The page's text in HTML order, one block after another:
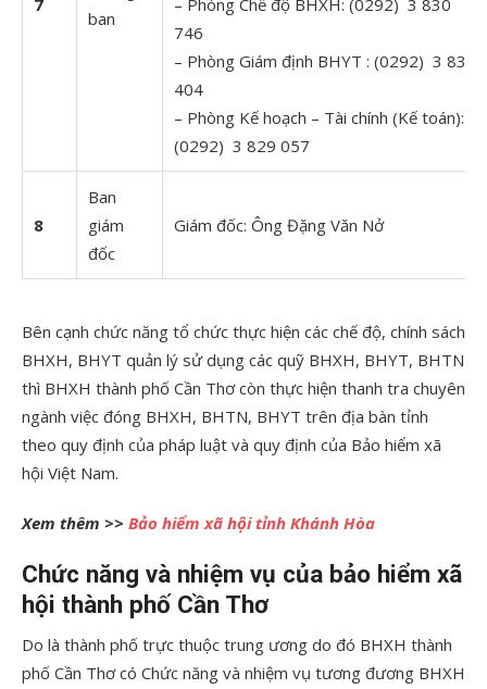
7
ban
– Phòng Chế độ BHXH: (0292) 3 830
746
– Phòng Giám định BHYT : (0292) 3 832
404
– Phòng Kế hoạch – Tài chính (Kế toán):
(0292) 3 829 057
8
Ban
giám
đốc
Giám đốc: Ông Đặng Văn Nở
Bên cạnh chức năng tổ chức thực hiện các chế độ, chính sách
BHXH, BHYT quản lý sử dụng các quỹ BHXH, BHYT, BHTN
thì BHXH thành phố Cần Thơ còn thực hiện thanh tra chuyên
ngành việc đóng BHXH, BHTN, BHYT trên địa bàn tỉnh
theo quy định của pháp luật và quy định của Bảo hiểm xã
hội Việt Nam.
Xem thêm >> Bảo hiểm xã hội tỉnh Khánh Hòa
Chức năng và nhiệm vụ của bảo hiểm xã
hội thành phố Cần Thơ
Do là thành phố trực thuộc trung ương do đó BHXH thành
phố Cần Thơ có Chức năng và nhiệm vụ tương đương BHXH